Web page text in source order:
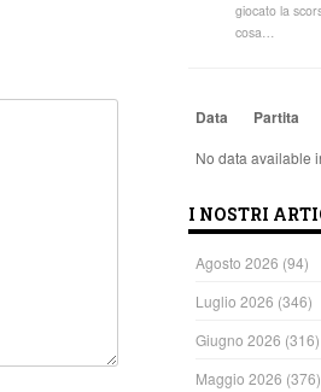
giocato la
cosa…
Data Partita
No data available
I NOSTRI
Agosto 2026 (94)
Luglio 2026 (346)
Giugno 2026 (316)
Maggio 2026 (376)